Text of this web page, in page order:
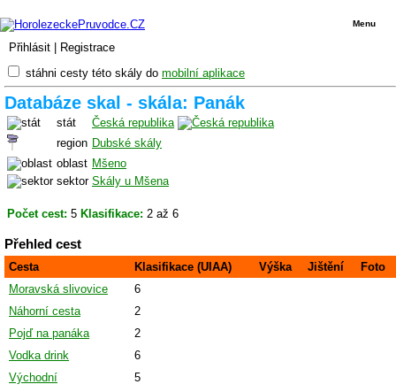
Přihlásit Registrace
Menu
stáhni cesty této skály do mobilní aplikace
Databáze skal - skála: Panák
stát
Česká republika
region Dubské skály
oblast Mšeno
sektor Skály u Mšena
Počet cest: 5 Klasifikace: 2 až 6
Přehled cest
Cesta Klasifikace (UIAA) Výška Jištění
Foto
Moravská slivovice
6
Náhorní cesta
2
Pojď na panáka
2
Vodka drink
6
Východní
5